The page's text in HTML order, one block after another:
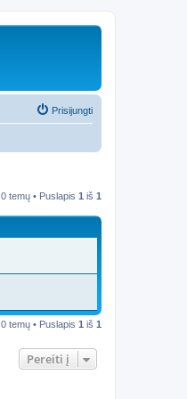
Prisijungti
0 temų • Puslapis 1 iš 1
0 temų • Puslapis 1 iš 1
Pereiti į